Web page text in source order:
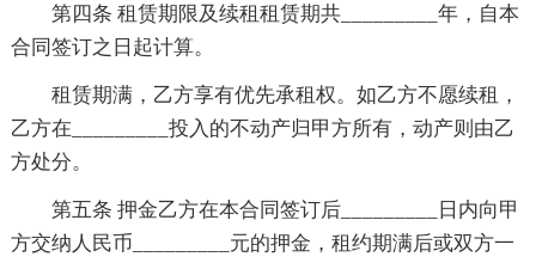
第四条 租赁期限及续租租赁期共_________年，自本
合同签订之日起计算。
租赁期满，乙方享有优先承租权。如乙方不愿续租，
乙方在_________投入的不动产归甲方所有，动产则由乙
方处分。
第五条 押金乙方在本合同签订后_________日内向甲
方交纳人民币_________元的押金，租约期满后或双方一